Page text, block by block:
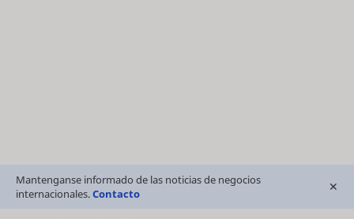
Mantenganse informado de las noticias de negocios
internacionales.Contacto